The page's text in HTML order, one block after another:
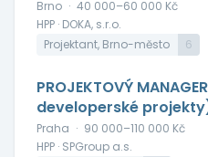
Brno · 40 000–60 000 Kč
HPP · DOKA, s.r.o.
Projektant, Brno-město
6
PROJEKTOVÝ
developerské
Praha · 90 000–110 000 Kč
HPP · SPGroup a.s.